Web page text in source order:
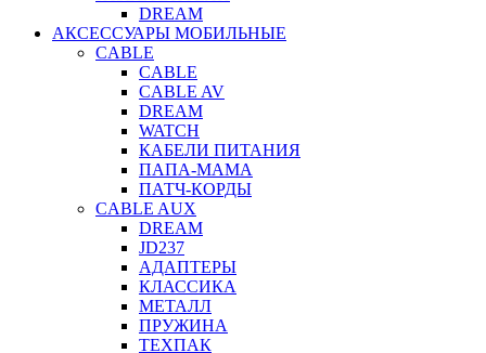
DREAM
АКСЕССУАРЫ МОБИЛЬНЫЕ
CABLE
CABLE
CABLE AV
DREAM
WATCH
КАБЕЛИ ПИТАНИЯ
ПАПА-МАМА
ПАТЧ-КОРДЫ
CABLE AUX
DREAM
JD237
АДАПТЕРЫ
КЛАССИКА
МЕТАЛЛ
ПРУЖИНА
ТЕХПАК